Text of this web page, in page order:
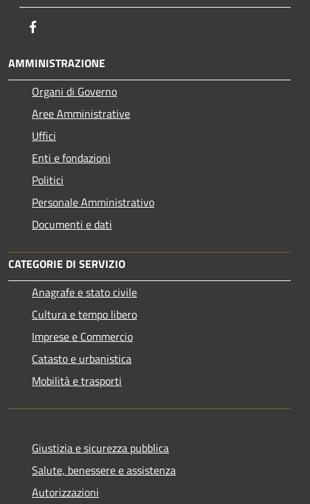
AMMINISTRAZIONE
Organi di Governo
Aree Amministrative
Uffici
Enti e fondazioni
Politici
Personale Amministrativo
Documenti e dati
CATEGORIE DI SERVIZIO
Anagrafe e stato civile
Cultura e tempo libero
Imprese e Commercio
Catasto e urbanistica
Mobilità e trasporti
Giustizia e sicurezza pubblica
Salute, benessere e assistenza
Autorizzazioni